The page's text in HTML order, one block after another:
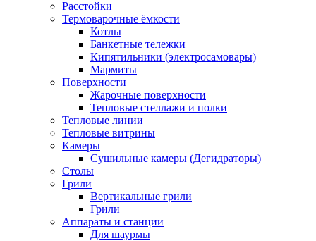
Расстойки
Термоварочные ёмкости
Котлы
Банкетные тележки
Кипятильники (электросамовары)
Мармиты
Поверхности
Жарочные поверхности
Тепловые стеллажи и полки
Тепловые линии
Тепловые витрины
Камеры
Сушильные камеры (Дегидраторы)
Столы
Грили
Вертикальные грили
Грили
Аппараты и станции
Для шаурмы